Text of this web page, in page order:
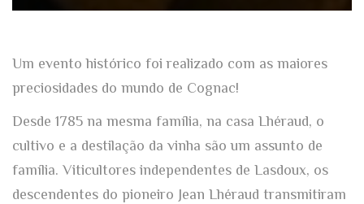
Um evento histórico foi realizado com as maiores
preciosidades do mundo de Cognac!
Desde 1785 na mesma família, na casa Lhéraud, o
cultivo e a destilação da vinha são um assunto de
família. Viticultores independentes de Lasdoux, os
descendentes do pioneiro Jean Lhéraud transmitiram